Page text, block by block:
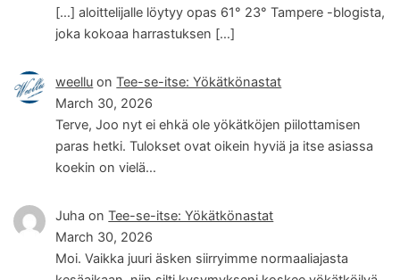
[…] aloittelijalle löytyy opas 61° 23° Tampere -blogista,
joka kokoaa harrastuksen […]
weellu onTee-se-itse: Yökätkönastat
March 30, 2026
Terve, Joo nyt ei ehkä ole yökätköjen piilottamisen
paras hetki. Tulokset ovat oikein hyviä ja itse asiassa
koekin on vielä…
Juha onTee-se-itse: Yökätkönastat
March 30, 2026
Moi. Vaikka juuri äsken siirryimme normaaliajasta